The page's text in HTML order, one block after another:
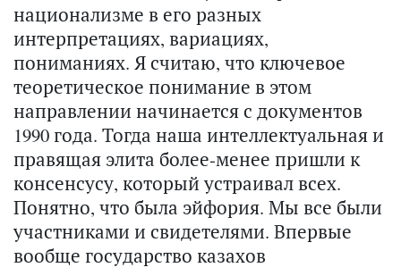
национализме в его разных
интерпретациях, вариациях,
пониманиях. Я считаю, что ключевое
теоретическое понимание в этом
направлении начинается с документов
1990 года. Тогда наша интеллектуальная и
правящая элита более-менее пришли к
консенсусу, который устраивал всех.
Понятно, что была эйфория. Мы все были
участниками и свидетелями. Впервые
вообще государство казахов